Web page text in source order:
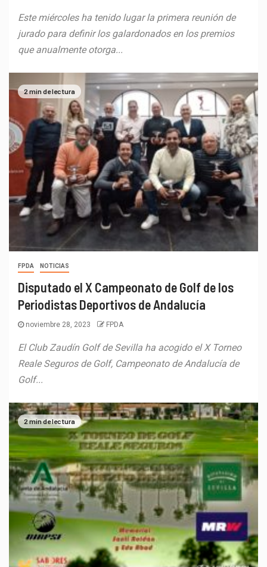
Este miércoles ha tenido lugar la primera reunión de
jurado para definir los galardonados en los premios
que anualmente otorga...
2 min de lectura
FPDA NOTICIAS
Disputado el X Campeonato de Golf de los
Periodistas Deportivos de Andalucía
noviembre 28, 2023 FPDA
El Club Zaudín Golf de Sevilla ha acogido el X Torneo
Reale Seguros de Golf, Campeonato de Andalucía de
Golf...
2 min de lectura